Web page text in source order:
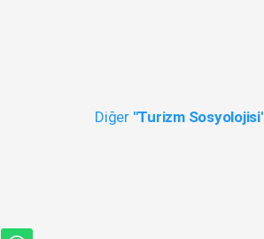
Diğer "Turizm